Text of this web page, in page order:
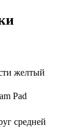
желтый
Pad
средней